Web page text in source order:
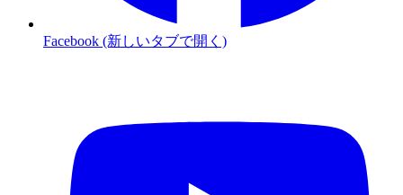
Facebook (新しいタブで開く)